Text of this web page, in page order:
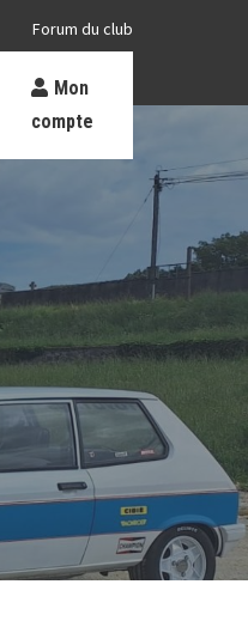
Forum du club
Mon
compte